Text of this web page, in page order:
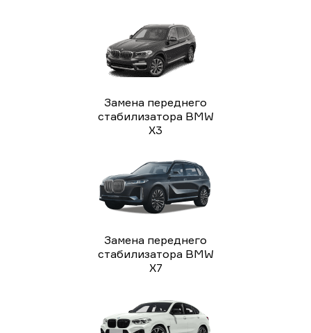
Замена переднего
стабилизатора BMW
X3
Замена переднего
стабилизатора BMW
X7